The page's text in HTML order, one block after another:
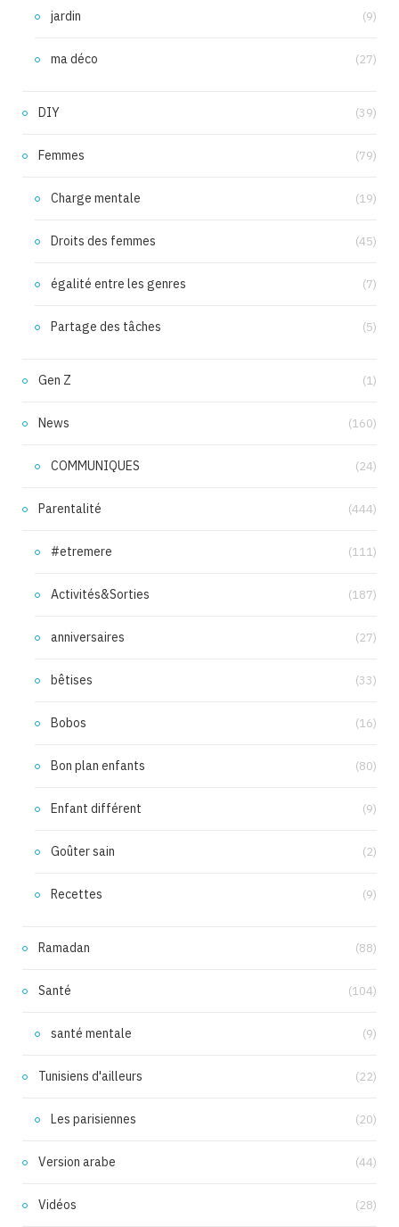
jardin (9)
ma déco (27)
DIY (39)
Femmes (79)
Charge mentale (19)
Droits des femmes (45)
égalité entre les genres (7)
Partage des tâches (5)
Gen Z (1)
News (160)
COMMUNIQUES (24)
Parentalité (444)
#etremere (111)
Activités&Sorties (187)
anniversaires (27)
bêtises (33)
Bobos (16)
Bon plan enfants (80)
Enfant différent (9)
Goûter sain (2)
Recettes (9)
Ramadan (88)
Santé (104)
santé mentale (9)
Tunisiens d'ailleurs (22)
Les parisiennes (20)
Version arabe (44)
Vidéos (28)